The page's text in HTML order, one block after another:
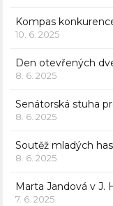
Kompas
10. 6. 2025
Den otevřených
8. 6. 2025
Senátorská stuha
8. 6. 2025
Soutěž mladých
8. 6. 2025
Marta Jandová v J.
7. 6. 2025